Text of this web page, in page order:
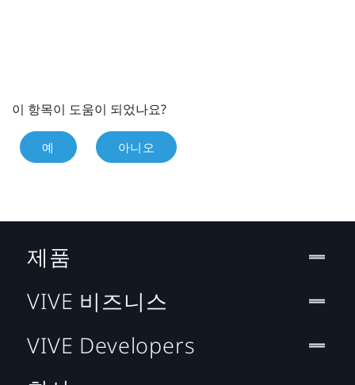
이 항목이 도움이 되었나요?
예 아니오
제품
VIVE 비즈니스
VIVE Developers